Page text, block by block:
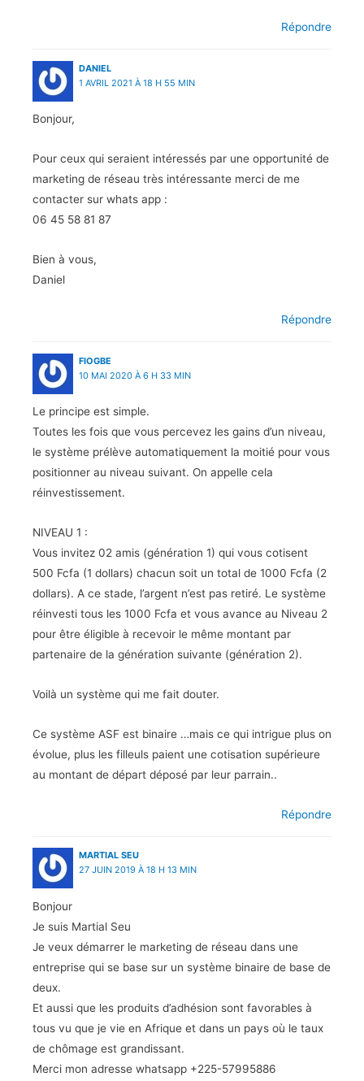
Répondre
DANIEL
1 AVRIL 2021 À 18 H 55 MIN
Bonjour,
Pour ceux qui seraient intéressés par une opportunité de
marketing de réseau très intéressante merci de me
contacter sur whats app :
06 45 58 81 87
Bien à vous,
Daniel
Répondre
FIOGBE
10 MAI 2020 À 6 H 33 MIN
Le principe est simple.
Toutes les fois que vous percevez les gains d’un niveau,
le système prélève automatiquement la moitié pour vous
positionner au niveau suivant. On appelle cela
réinvestissement.
NIVEAU 1 :
Vous invitez 02 amis (génération 1) qui vous cotisent
500 Fcfa (1 dollars) chacun soit un total de 1000 Fcfa (2
dollars). A ce stade, l’argent n’est pas retiré. Le système
réinvesti tous les 1000 Fcfa et vous avance au Niveau 2
pour être éligible à recevoir le même montant par
partenaire de la génération suivante (génération 2).
Voilà un système qui me fait douter.
Ce système ASF est binaire …mais ce qui intrigue plus on
évolue, plus les filleuls paient une cotisation supérieure
au montant de départ déposé par leur parrain..
Répondre
MARTIAL SEU
27 JUIN 2019 À 18 H 13 MIN
Bonjour
Je suis Martial Seu
Je veux démarrer le marketing de réseau dans une
entreprise qui se base sur un système binaire de base de
deux.
Et aussi que les produits d’adhésion sont favorables à
tous vu que je vie en Afrique et dans un pays où le taux
de chômage est grandissant.
Merci mon adresse whatsapp +225-57995886